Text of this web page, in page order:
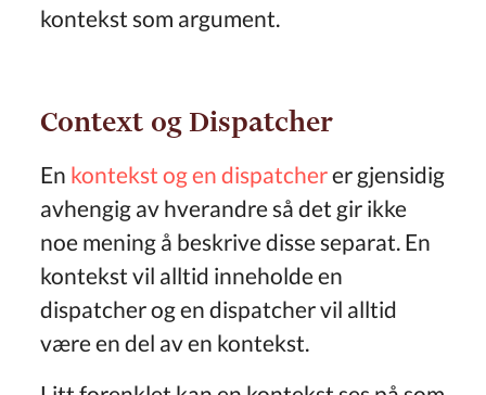
kontekst som argument.
Context og Dispatcher
En kontekst og en dispatcherer gjensidig
avhengig av hverandre så det gir ikke
noe mening å beskrive disse separat. En
kontekst vil alltid inneholde en
dispatcher og en dispatcher vil alltid
være en del av en kontekst.